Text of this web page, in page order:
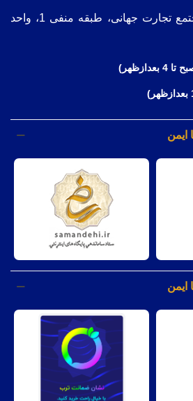
میدان فردوسی، مجتمع تجارت جهانی، طبقه منفی 1، واحد
تا 4 بعدازظهر)
ایمن
ایمن